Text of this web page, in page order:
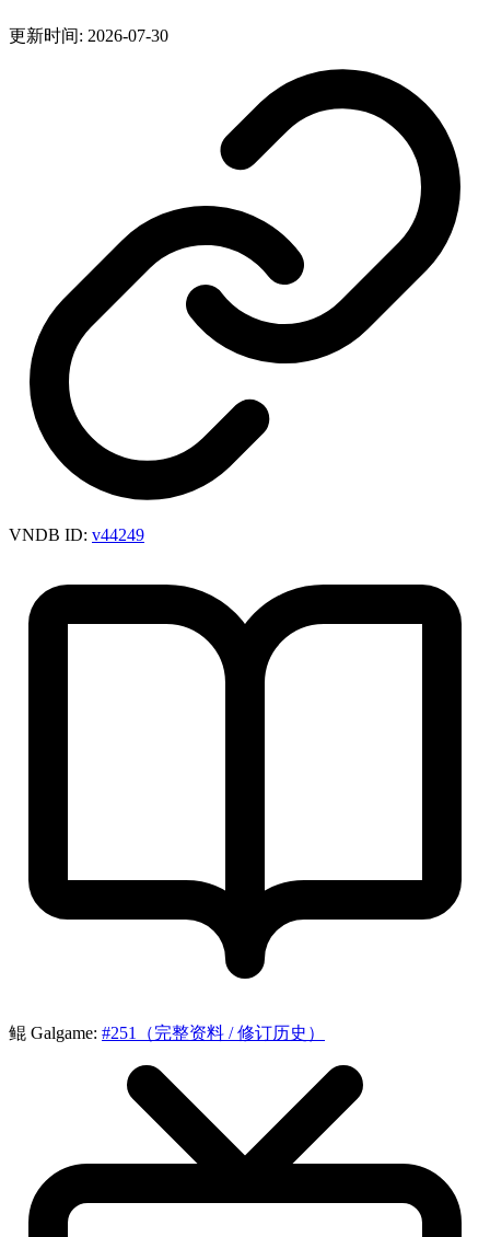
更新时间: 2026-07-30
VNDB ID: v44249
鲲 Galgame: #251（完整资料 / 修订历史）